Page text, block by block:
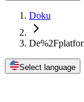
Doku
Select language